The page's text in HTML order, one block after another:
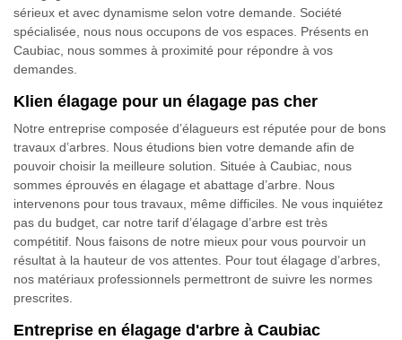
sérieux et avec dynamisme selon votre demande. Société
spécialisée, nous nous occupons de vos espaces. Présents en
Caubiac, nous sommes à proximité pour répondre à vos
demandes.
Klien élagage pour un élagage pas cher
Notre entreprise composée d’élagueurs est réputée pour de bons
travaux d’arbres. Nous étudions bien votre demande afin de
pouvoir choisir la meilleure solution. Située à Caubiac, nous
sommes éprouvés en élagage et abattage d’arbre. Nous
intervenons pour tous travaux, même difficiles. Ne vous inquiétez
pas du budget, car notre tarif d’élagage d’arbre est très
compétitif. Nous faisons de notre mieux pour vous pourvoir un
résultat à la hauteur de vos attentes. Pour tout élagage d’arbres,
nos matériaux professionnels permettront de suivre les normes
prescrites.
Entreprise en élagage d'arbre à Caubiac